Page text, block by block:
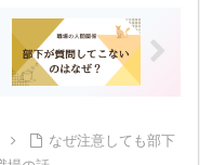
なぜ注意しても部下